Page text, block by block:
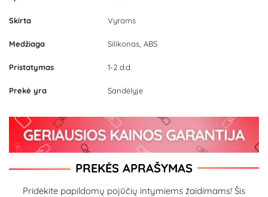
Skirta Vyrams
Medžiaga Silikonas, ABS
Pristatymas 1-2 d.d.
Prekė yra Sandėlyje
PREKĖS APRAŠYMAS
Pridėkite papildomų pojūčių intymiems žaidimams! Šis